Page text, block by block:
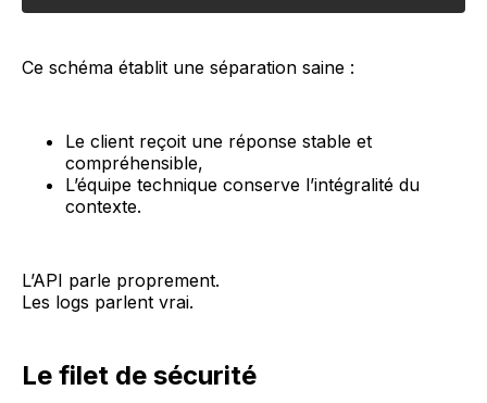
Ce schéma établit une séparation saine :
Le client reçoit une réponse stable et
compréhensible,
L’équipe technique conserve l’intégralité du
contexte.
L’API parle proprement.
Les logs parlent vrai.
Le filet de sécurité